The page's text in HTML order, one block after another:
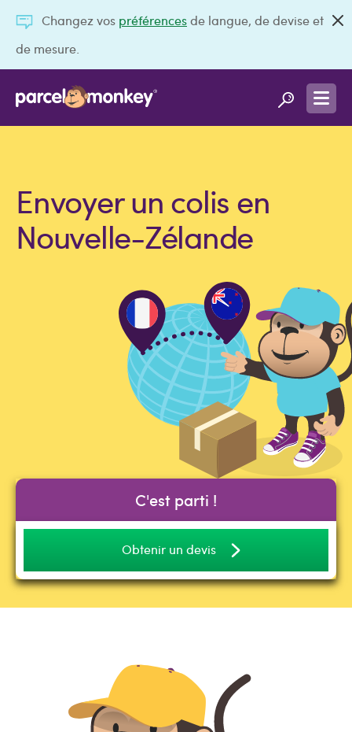
Changez vos préférencesde langue, de devise et
de mesure.
Envoyer un colis en
Nouvelle-Zélande
C'est parti !
Obtenir un devis